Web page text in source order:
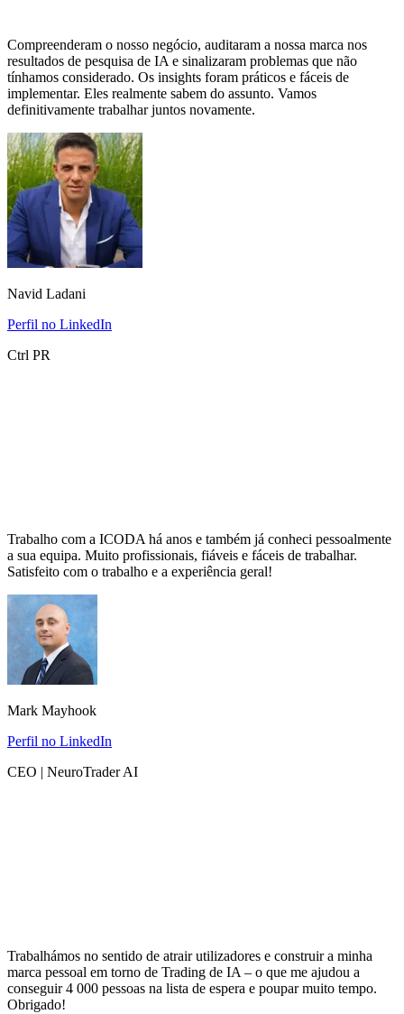
Compreenderam o nosso negócio, auditaram a nossa marca nos
resultados de pesquisa de IA e sinalizaram problemas que não
tínhamos considerado. Os insights foram práticos e fáceis de
implementar. Eles realmente sabem do assunto. Vamos
definitivamente trabalhar juntos novamente.
Navid Ladani
Perfil no LinkedIn
Ctrl PR
Trabalho com a ICODA há anos e também já conheci pessoalmente
a sua equipa. Muito profissionais, fiáveis e fáceis de trabalhar.
Satisfeito com o trabalho e a experiência geral!
Mark Mayhook
Perfil no LinkedIn
CEO | NeuroTrader AI
Trabalhámos no sentido de atrair utilizadores e construir a minha
marca pessoal em torno de Trading de IA – o que me ajudou a
conseguir 4 000 pessoas na lista de espera e poupar muito tempo.
Obrigado!